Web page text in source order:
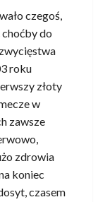
czegoś,
do
roku
złoty
w
zawsze
zdrowia
koniec
czasem